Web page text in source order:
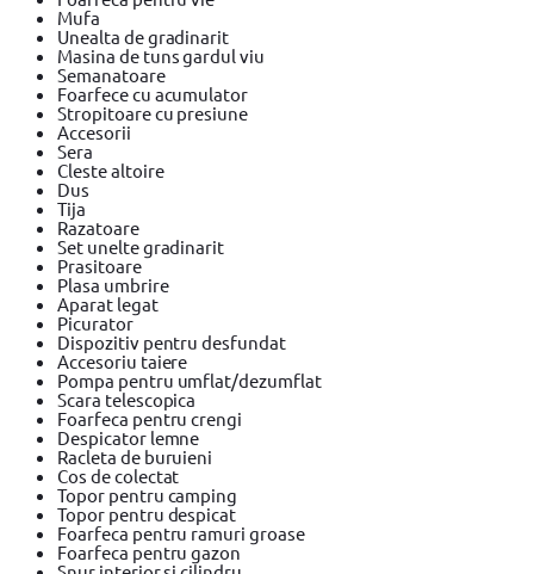
Mufa
Unealta de gradinarit
Masina de tuns gardul viu
Semanatoare
Foarfece cu acumulator
Stropitoare cu presiune
Accesorii
Sera
Cleste altoire
Dus
Tija
Razatoare
Set unelte gradinarit
Prasitoare
Plasa umbrire
Aparat legat
Picurator
Dispozitiv pentru desfundat
Accesoriu taiere
Pompa pentru umflat/dezumflat
Scara telescopica
Foarfeca pentru crengi
Despicator lemne
Racleta de buruieni
Cos de colectat
Topor pentru camping
Topor pentru despicat
Foarfeca pentru ramuri groase
Foarfeca pentru gazon